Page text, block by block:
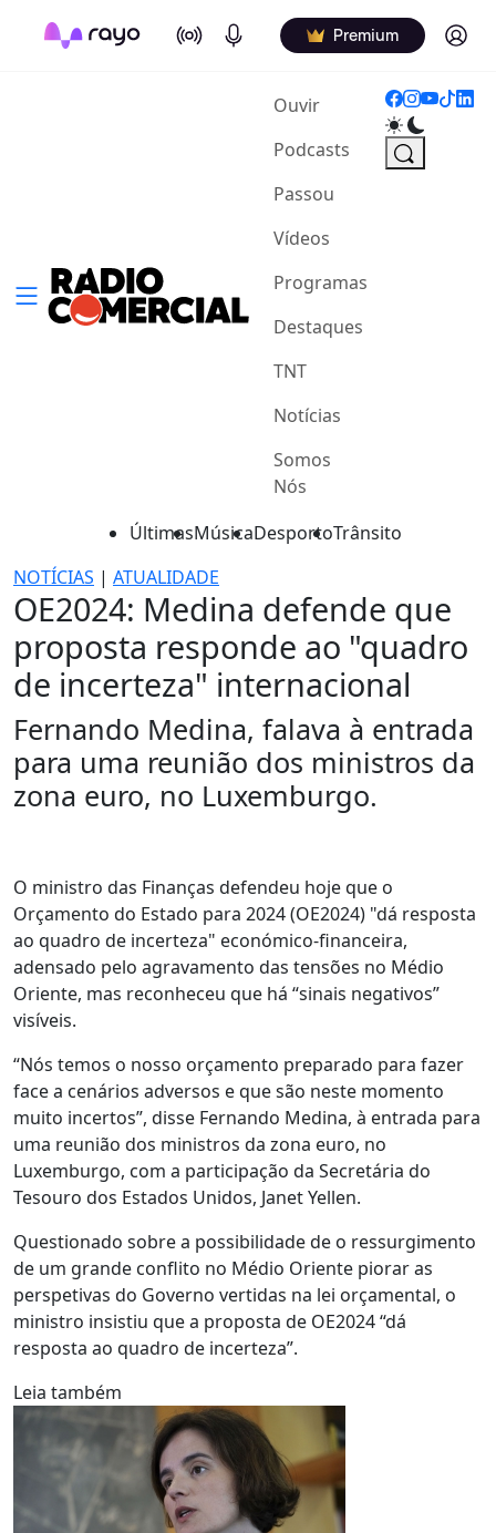
On Air Podcasts Premium Log in
Ouvir(current)
Podcasts
Passou
Vídeos
Programas
Destaques
TNT
Notícias
Somos
Nós
ÚltimasMúsicaDesportoTrânsito
NOTÍCIAS | ATUALIDADE
OE2024: Medina defende que
proposta responde ao "quadro
de incerteza" internacional
Fernando Medina, falava à entrada
para uma reunião dos ministros da
zona euro, no Luxemburgo.
O ministro das Finanças defendeu hoje que o
Orçamento do Estado para 2024 (OE2024) "dá resposta
ao quadro de incerteza" económico-financeira,
adensado pelo agravamento das tensões no Médio
Oriente, mas reconheceu que há “sinais negativos”
visíveis.
“Nós temos o nosso orçamento preparado para fazer
face a cenários adversos e que são neste momento
muito incertos”, disse Fernando Medina, à entrada para
uma reunião dos ministros da zona euro, no
Luxemburgo, com a participação da Secretária do
Tesouro dos Estados Unidos, Janet Yellen.
Questionado sobre a possibilidade de o ressurgimento
de um grande conflito no Médio Oriente piorar as
perspetivas do Governo vertidas na lei orçamental, o
ministro insistiu que a proposta de OE2024 “dá
resposta ao quadro de incerteza”.
Leia também